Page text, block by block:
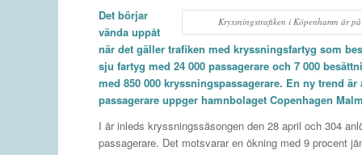
Kryssningstrafiken i Köpenhamn är
Det börjar
vända uppåt
när det gäller trafiken med kryssningsfartyg som
sju fartyg med 24 000 passagerare och 7 000
med 850 000 kryssningspassagerare. En ny trend
passagerare uppger hamnbolaget Copenhagen
I år inleds kryssningssäsongen den 28 april och 304
passagerare. Det motsvarar en ökning med 9 procent